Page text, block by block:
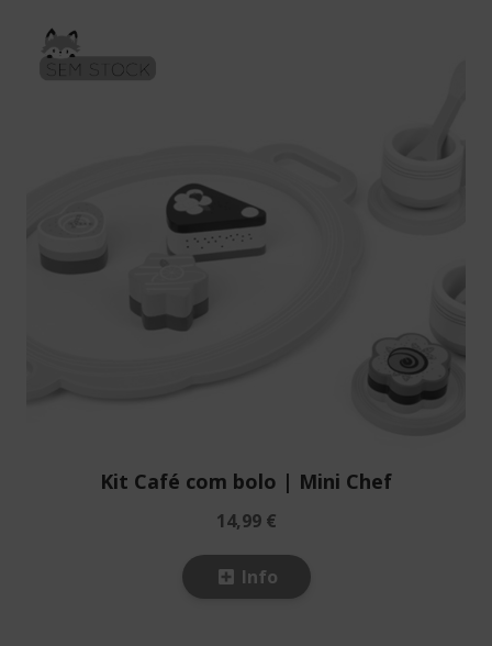
SEM STOCK
Kit Café com bolo | Mini Chef
14,99 €
Info